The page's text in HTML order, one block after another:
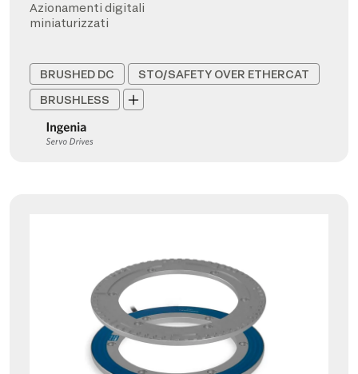
Azionamenti digitali
miniaturizzati
BRUSHED DC
STO/SAFETY OVER ETHERCAT
BRUSHLESS